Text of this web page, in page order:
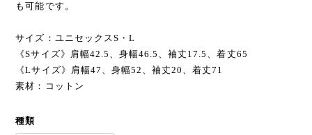
も可能です。
サイズ：ユニセックスS・L
《Sサイズ》肩幅42.5、身幅46.5、袖丈17.5、着丈65
《Lサイズ》肩幅47、身幅52、袖丈20、着丈71
素材：コットン
種類